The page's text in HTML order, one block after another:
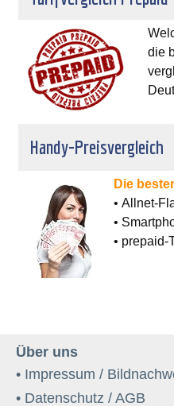
die
Handy-Preisvergleich
Die
• Allnet-
•
• prepaid-
Über uns
• Impressum /
• Datenschutz / AGB